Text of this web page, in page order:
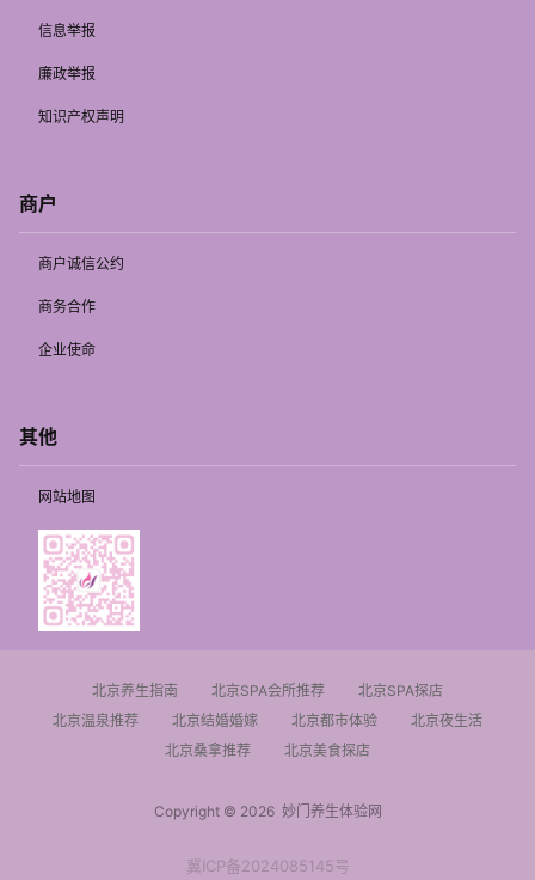
信息举报
廉政举报
知识产权声明
商户
商户诚信公约
商务合作
企业使命
其他
网站地图
北京养生指南 北京SPA会所推荐
北京SPA探店
北京温泉推荐
北京结婚婚嫁 北京都市体验
北京夜生活
北京桑拿推荐
北京美食探店
Copyright © 2026妙门养生体验网
冀ICP备2024085145号